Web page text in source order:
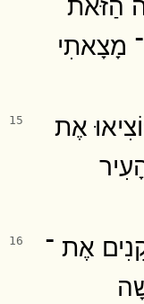
מָצָאתִי
15
אֶת
16
אֶת ־